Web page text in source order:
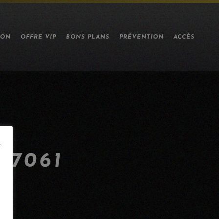
OFFRE VIP BONS PLANS PRÉVENTION ACCÈS
7061